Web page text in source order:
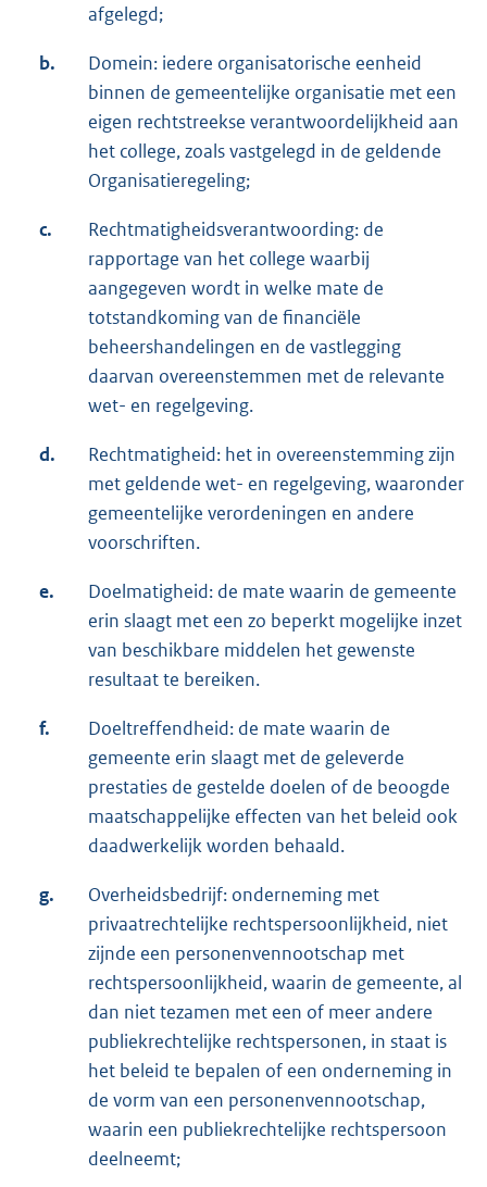
afgelegd;
b.
Domein: iedere organisatorische eenheid
binnen de gemeentelijke organisatie met een
eigen rechtstreekse verantwoordelijkheid aan
het college, zoals vastgelegd in de geldende
Organisatieregeling;
c.
Rechtmatigheidsverantwoording: de
rapportage van het college waarbij
aangegeven wordt in welke mate de
totstandkoming van de financiële
beheershandelingen en de vastlegging
daarvan overeenstemmen met de relevante
wet- en regelgeving.
d.
Rechtmatigheid: het in overeenstemming zijn
met geldende wet- en regelgeving, waaronder
gemeentelijke verordeningen en andere
voorschriften.
e.
Doelmatigheid: de mate waarin de gemeente
erin slaagt met een zo beperkt mogelijke inzet
van beschikbare middelen het gewenste
resultaat te bereiken.
f.
Doeltreffendheid: de mate waarin de
gemeente erin slaagt met de geleverde
prestaties de gestelde doelen of de beoogde
maatschappelijke effecten van het beleid ook
daadwerkelijk worden behaald.
g.
Overheidsbedrijf: onderneming met
privaatrechtelijke rechtspersoonlijkheid, niet
zijnde een personenvennootschap met
rechtspersoonlijkheid, waarin de gemeente, al
dan niet tezamen met een of meer andere
publiekrechtelijke rechtspersonen, in staat is
het beleid te bepalen of een onderneming in
de vorm van een personenvennootschap,
waarin een publiekrechtelijke rechtspersoon
deelneemt;